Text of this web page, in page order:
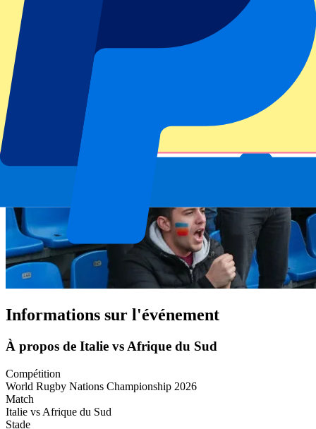
Informations sur l'événement
À propos de Italie vs Afrique du Sud
Compétition
World Rugby Nations Championship 2026
Match
Italie vs Afrique du Sud
Stade